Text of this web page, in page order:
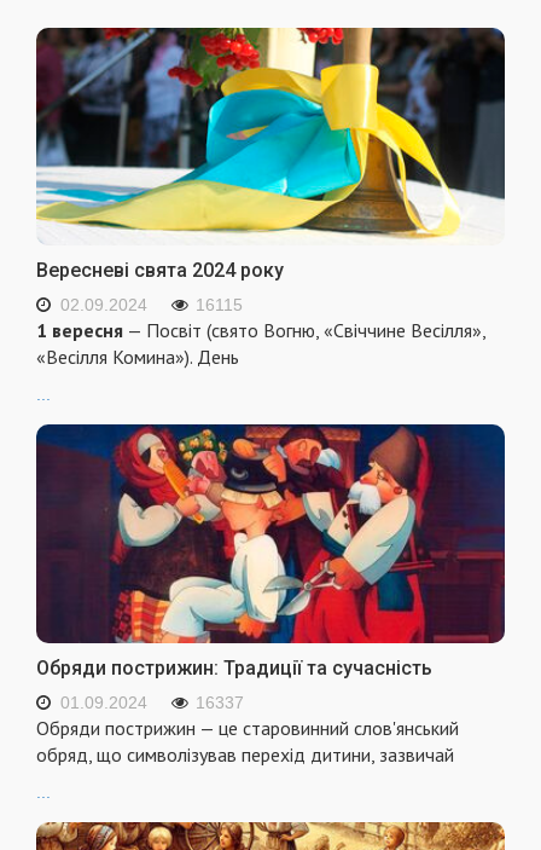
Вересневі свята 2024 року
02.09.2024 16115
1 вересня — Посвіт (свято Вогню, «Свіччине Весілля»,
«Весілля Комина»). День
...
Обряди пострижин: Традиції та сучасність
01.09.2024 16337
Обряди пострижин — це старовинний слов'янський
обряд, що символізував перехід дитини, зазвичай